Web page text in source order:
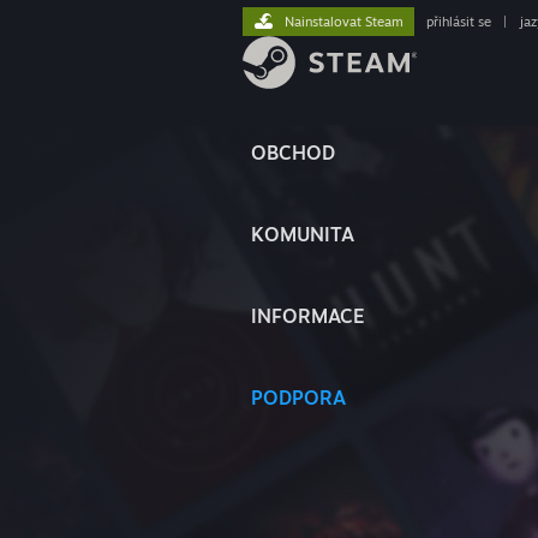
OBCHOD
KOMUNITA
INFORMACE
PODPORA
Nainstalovat Steam přihlásit se